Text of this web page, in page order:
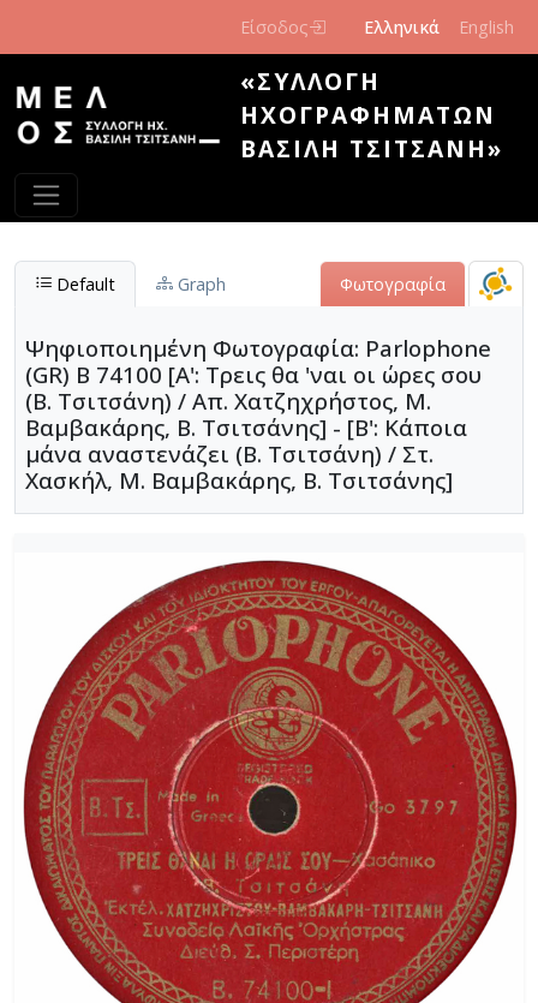
Είσοδος Ελληνικά English
«ΣΥΛΛΟΓΉ
ΗΧΟΓΡΑΦΗΜΆΤΩΝ
ΒΑΣΊΛΗ ΤΣΙΤΣΆΝΗ»
Default Graph Φωτογραφία
Ψηφιοποιημένη Φωτογραφία: Parlophone
(GR) B 74100 [Α': Τρεις θα 'ναι οι ώρες σου
(Β. Τσιτσάνη) / Απ. Χατζηχρήστος, Μ.
Βαμβακάρης, Β. Τσιτσάνης] - [Β': Κάποια
μάνα αναστενάζει (Β. Τσιτσάνη) / Στ.
Χασκήλ, Μ. Βαμβακάρης, Β. Τσιτσάνης]